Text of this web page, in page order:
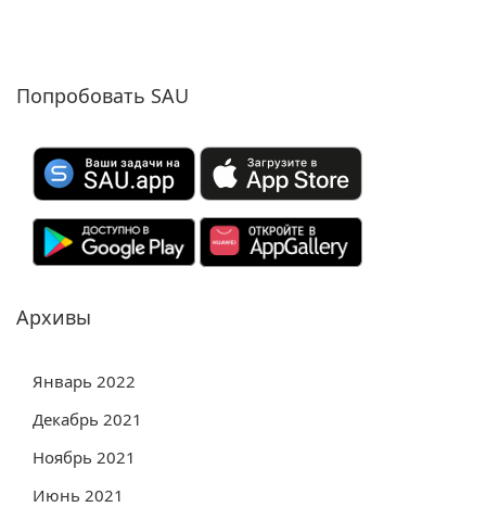
Попробовать SAU
Архивы
Январь 2022
Декабрь 2021
Ноябрь 2021
Июнь 2021